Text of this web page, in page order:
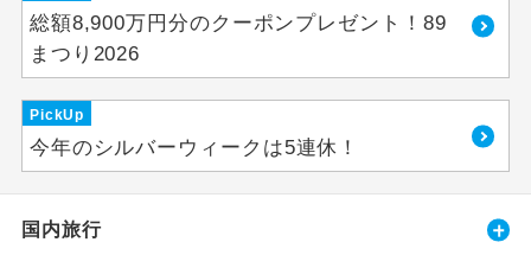
総額8,900万円分のクーポンプレゼント！89
まつり2026
PickUp
今年のシルバーウィークは5連休！
国内旅行